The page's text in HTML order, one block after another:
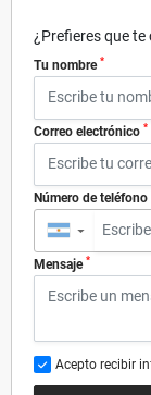
¿Prefieres que
Tu nombre *
Correo electrónico *
Número de teléfono
▼
Mensaje *
Acepto recibir